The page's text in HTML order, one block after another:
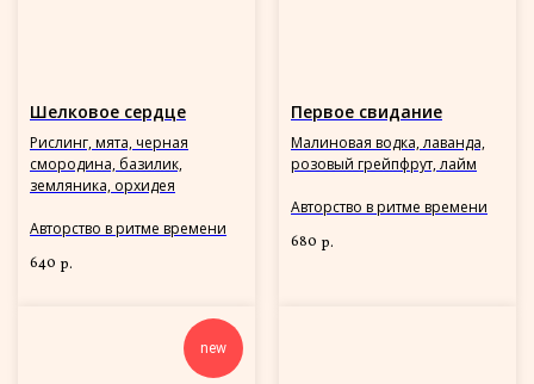
Шелковое сердце
Рислинг, мята, черная
смородина, базилик,
земляника, орхидея
Авторство в ритме времени
640 р.
Первое свидание
Малиновая водка, лаванда,
розовый грейпфрут, лайм
Авторство в ритме времени
680 р.
new